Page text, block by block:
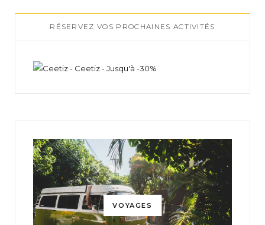
RÉSERVEZ VOS PROCHAINES ACTIVITÉS
VOYAGES